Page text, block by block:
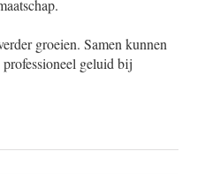
groeien. Samen kunnen
geluid bij